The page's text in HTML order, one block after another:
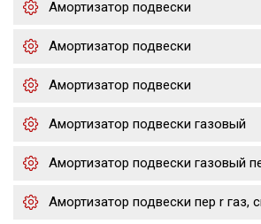
Амортизатор подвески
Амортизатор подвески
Амортизатор подвески
Амортизатор подвески газовый
Амортизатор подвески газовый
Амортизатор подвески пер r газ,